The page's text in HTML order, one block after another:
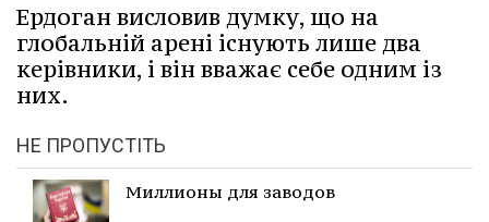
Ердоган висловив думку, що на
глобальній арені існують лише два
керівники, і він вважає себе одним із
них.
НЕ ПРОПУСТІТЬ
Миллионы для заводов